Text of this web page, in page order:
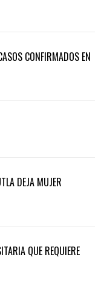
CONFIRMADOS EN
DEJA MUJER
QUE REQUIERE